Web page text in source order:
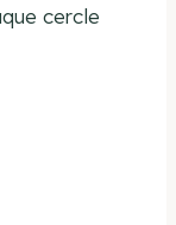
cercle